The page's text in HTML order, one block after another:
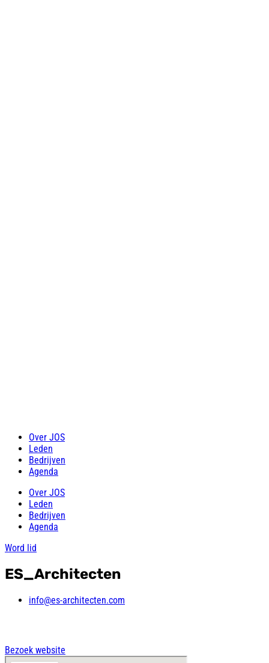
Over JOS
Leden
Bedrijven
Agenda
Over JOS
Leden
Bedrijven
Agenda
Word lid
ES_Architecten
info@es-architecten.com
Bezoek website